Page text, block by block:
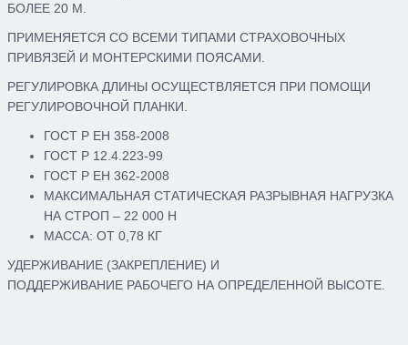
БОЛЕЕ 20 М.
ПРИМЕНЯЕТСЯ СО ВСЕМИ ТИПАМИ СТРАХОВОЧНЫХ
ПРИВЯЗЕЙ И МОНТЕРСКИМИ ПОЯСАМИ.
РЕГУЛИРОВКА ДЛИНЫ ОСУЩЕСТВЛЯЕТСЯ ПРИ ПОМОЩИ
РЕГУЛИРОВОЧНОЙ ПЛАНКИ.
ГОСТ Р ЕН 358-2008
ГОСТ Р 12.4.223-99
ГОСТ Р ЕН 362-2008
МАКСИМАЛЬНАЯ СТАТИЧЕСКАЯ РАЗРЫВНАЯ НАГРУЗКА
НА СТРОП – 22 000 Н
МАССА: ОТ 0,78 КГ
УДЕРЖИВАНИЕ (ЗАКРЕПЛЕНИЕ) И
ПОДДЕРЖИВАНИЕ РАБОЧЕГО НА ОПРЕДЕЛЕННОЙ ВЫСОТЕ.